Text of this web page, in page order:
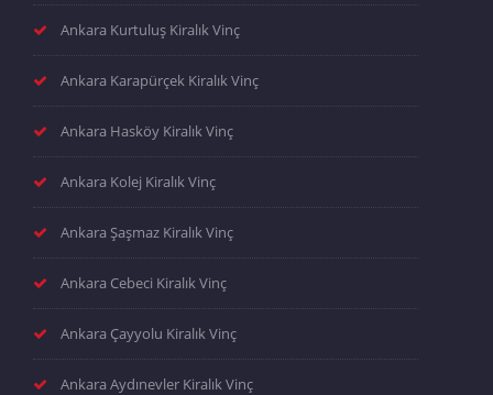
Ankara Kurtuluş Kiralık Vinç
Ankara Karapürçek Kiralık Vinç
Ankara Hasköy Kiralık Vinç
Ankara Kolej Kiralık Vinç
Ankara Şaşmaz Kiralık Vinç
Ankara Cebeci Kiralık Vinç
Ankara Çayyolu Kiralık Vinç
Ankara Aydınevler Kiralık Vinç